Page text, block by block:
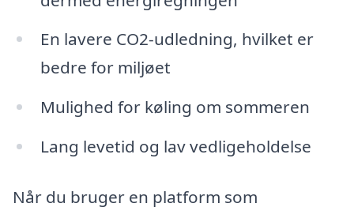
En lavere CO2-udledning, hvilket er
bedre for miljøet
Mulighed for køling om sommeren
Lang levetid og lav vedligeholdelse
Når du bruger en platform som